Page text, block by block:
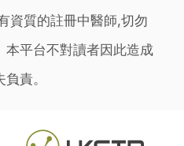
資質的註冊中醫師,切勿
本平台不對讀者因此造成
責。